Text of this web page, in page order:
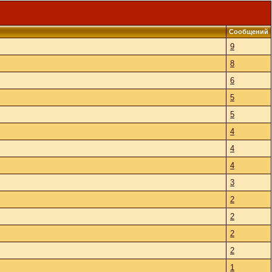
Сообщений
9
8
6
5
5
4
4
4
3
2
2
2
2
1